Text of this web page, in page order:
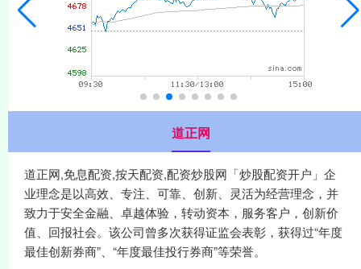
道正网
道正网,免息配资,按天配资,配资炒股网「炒股配资开户」企
业理念是以高效、专注、可靠、创新、灵活为经营理念，并
致力于安全金融、卓越体验，转动资本，服务客户，创新价
值、回报社会。该公司曾多次获得证监会表彰，获得过“年度
最佳创新券商”、“年度最佳投行券商”等荣誉。